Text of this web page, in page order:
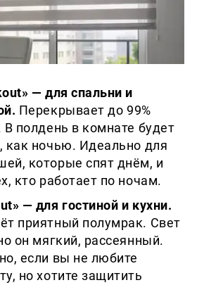
— для спальни и
Перекрывает до 99%
В полдень в комнате будет
как ночью. Идеально для
которые спят днём, и
кто работает по ночам.
— для гостиной и кухни.
приятный полумрак. Свет
он мягкий, рассеянный.
если вы не любите
но хотите защитить